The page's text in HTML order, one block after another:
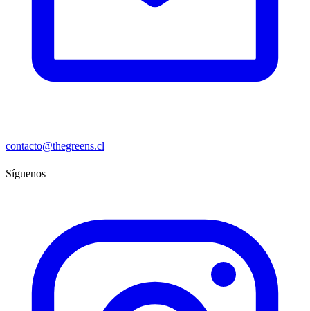
contacto@thegreens.cl
Síguenos